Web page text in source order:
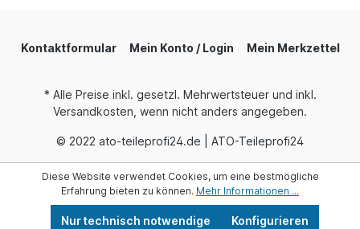
Kontaktformular Mein Konto / Login Mein Merkzettel
* Alle Preise inkl. gesetzl. Mehrwertsteuer und inkl.
Versandkosten, wenn nicht anders angegeben.
© 2022 ato-teileprofi24.de | ATO-Teileprofi24
Diese Website verwendet Cookies, um eine bestmögliche
Erfahrung bieten zu können. Mehr Informationen ...
Nur technisch notwendige Konfigurieren